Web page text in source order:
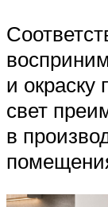
и
свет
в